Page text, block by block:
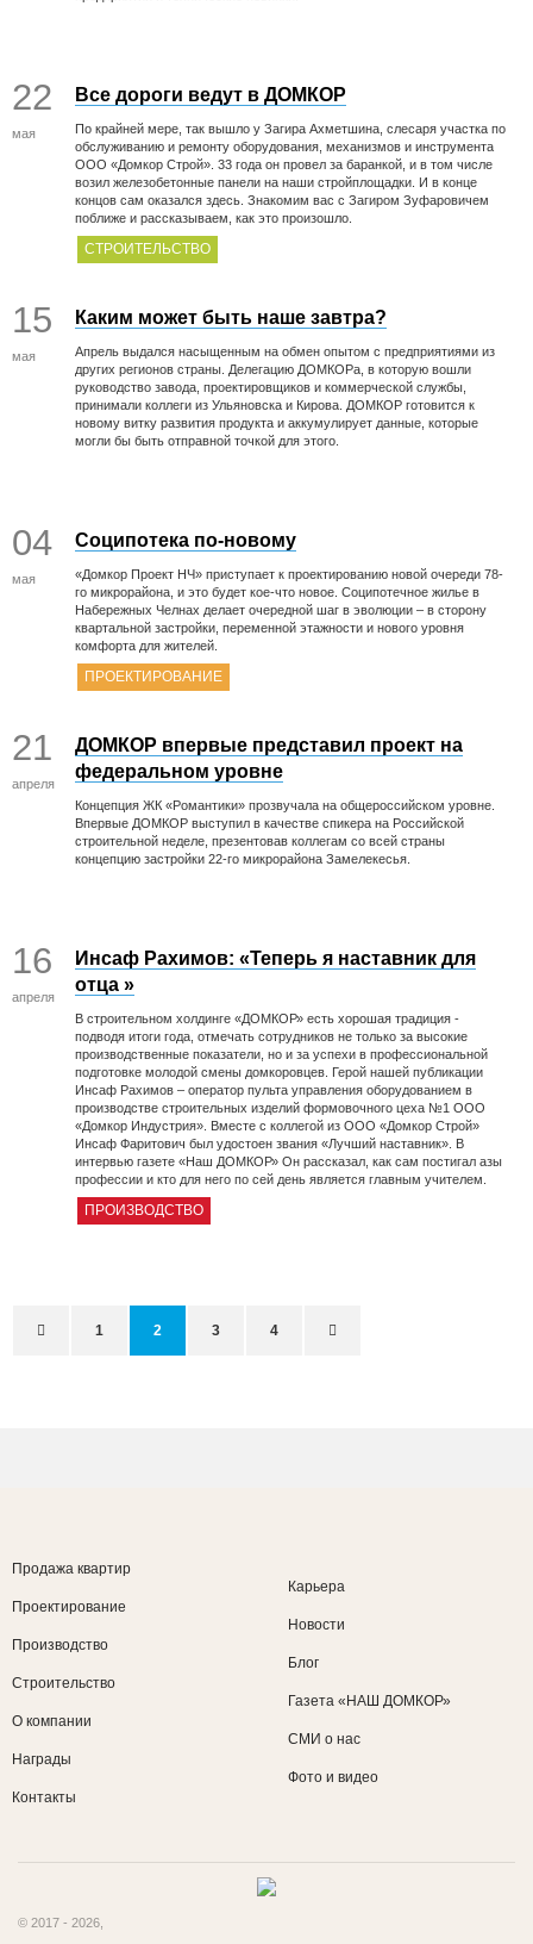
22
мая
Все дороги ведут в ДОМКОР
СТРОИТЕЛЬСТВО
По крайней мере, так вышло у Загира Ахметшина, слесаря участка по
обслуживанию и ремонту оборудования, механизмов и инструмента
ООО «Домкор Строй». 33 года он провел за баранкой, и в том числе
возил железобетонные панели на наши стройплощадки. И в конце
концов сам оказался здесь. Знакомим вас с Загиром Зуфаровичем
поближе и рассказываем, как это произошло.
15
мая
Каким может быть наше завтра?
Апрель выдался насыщенным на обмен опытом с предприятиями из
других регионов страны. Делегацию ДОМКОРа, в которую вошли
руководство завода, проектировщиков и коммерческой службы,
принимали коллеги из Ульяновска и Кирова. ДОМКОР готовится к
новому витку развития продукта и аккумулирует данные, которые
могли бы быть отправной точкой для этого.
04
мая
Соципотека по-новому
ПРОЕКТИРОВАНИЕ
«Домкор Проект НЧ» приступает к проектированию новой очереди 78-
го микрорайона, и это будет кое-что новое. Соципотечное жилье в
Набережных Челнах делает очередной шаг в эволюции – в сторону
квартальной застройки, переменной этажности и нового уровня
комфорта для жителей.
21
апреля
ДОМКОР впервые представил проект на
федеральном уровне
Концепция ЖК «Романтики» прозвучала на общероссийском уровне.
Впервые ДОМКОР выступил в качестве спикера на Российской
строительной неделе, презентовав коллегам со всей страны
концепцию застройки 22-го микрорайона Замелекесья.
16
апреля
Инсаф Рахимов: «Теперь я наставник для
отца »
ПРОИЗВОДСТВО
В строительном холдинге «ДОМКОР» есть хорошая традиция -
подводя итоги года, отмечать сотрудников не только за высокие
производственные показатели, но и за успехи в профессиональной
подготовке молодой смены домкоровцев. Герой нашей публикации
Инсаф Рахимов – оператор пульта управления оборудованием в
производстве строительных изделий формовочного цеха №1 ООО
«Домкор Индустрия». Вместе с коллегой из ООО «Домкор Строй»
Инсаф Фаритович был удостоен звания «Лучший наставник». В
интервью газете «Наш ДОМКОР» Он рассказал, как сам постигал азы
профессии и кто для него по сей день является главным учителем.
1 2 3 4
Продажа квартир
Проектирование
Производство
Строительство
О компании
Награды
Контакты
Карьера
Новости
Блог
Газета «НАШ ДОМКОР»
СМИ о нас
Фото и видео
© 2017 - 2026,